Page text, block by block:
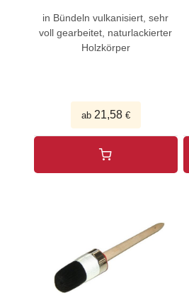
in Bündeln vulkanisiert, sehr
voll gearbeitet, naturlackierter
Holzkörper
ab 21,58€